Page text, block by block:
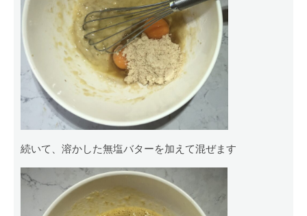
続いて、溶かした無塩バターを加えて混ぜます